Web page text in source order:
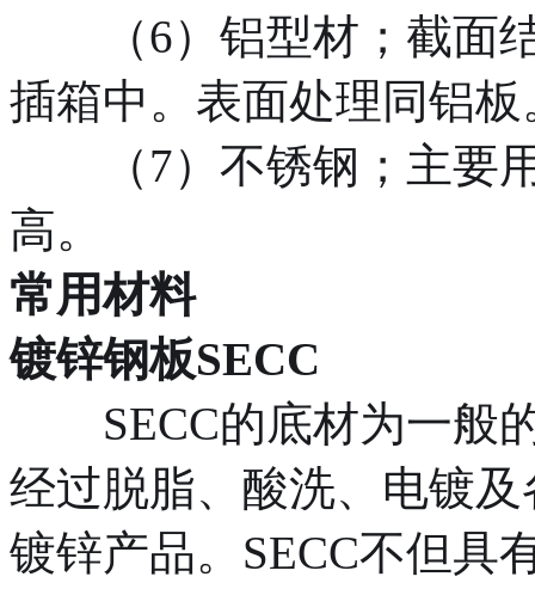
（6）铝型材；截面结
插箱中。表面处理同铝板
（7）不锈钢；主要用
高。
常用材料
镀锌钢板SECC
SECC的底材为一般
经过脱脂、酸洗、电镀
镀锌产品。SECC不但具